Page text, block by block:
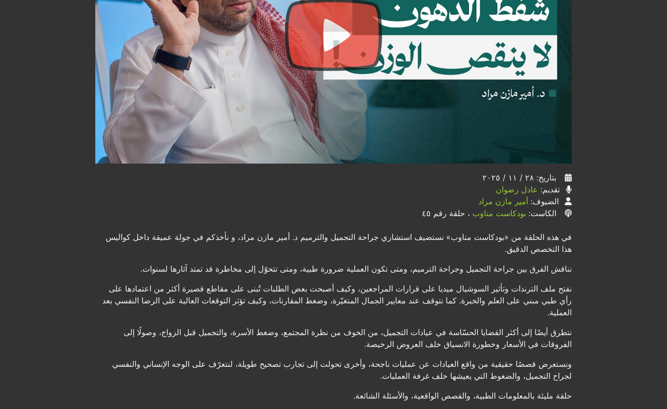
بتاريخ: ٢٨ / ١١ / ٢٠٢٥
تقديم: عادل رضوان
الضيوف: أمير مازن مراد
الكاست: بودكاست مناوب ، حلقة رقم ٤٥
في هذه الحلقة من «بودكاست مناوب» نستضيف استشاري جراحة التجميل والترميم د. أمير مازن مراد، و نأخذكم في جولة عميقة داخل كواليس
هذا التخصص الدقيق.
نناقش الفرق بين جراحة التجميل وجراحة الترميم، ومتى تكون العملية ضرورة طبية، ومتى تتحوّل إلى مخاطرة قد تمتد آثارها لسنوات.
نفتح ملف الترندات وتأثير السوشيال ميديا على قرارات المراجعين، وكيف أصبحت بعض الطلبات تُبنى على مقاطع قصيرة أكثر من اعتمادها على
رأي طبي مبني على العلم والخبرة. كما نتوقف عند معايير الجمال المتغيّرة، وضغط المقارنات، وكيف تؤثر التوقعات العالية على الرضا النفسي بعد
العملية.
نتطرق أيضًا إلى أكثر القضايا الحسّاسة في عيادات التجميل، من الخوف من نظرة المجتمع، وضغط الأسرة، والتجميل قبل الزواج، وصولًا إلى
الفروقات في الأسعار وخطورة الانسياق خلف العروض الرخيصة.
ونستعرض قصصًا حقيقية من واقع العيادات عن عمليات ناجحة، وأخرى تحولت إلى تجارب تصحيح طويلة، لنتعرّف على الوجه الإنساني والنفسي
لجراح التجميل، والضغوط التي يعيشها خلف غرفة العمليات.
حلقة مليئة بالمعلومات الطبية، والقصص الواقعية، والأسئلة الشائعة.